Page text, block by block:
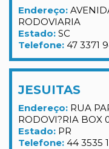
Endereço:
RODOVIARIA
Estado: SC
Telefone: 47 3371
JESUITAS
Endereço: RUA
RODOVI?RIA BOX
Estado: PR
Telefone: 44 3535